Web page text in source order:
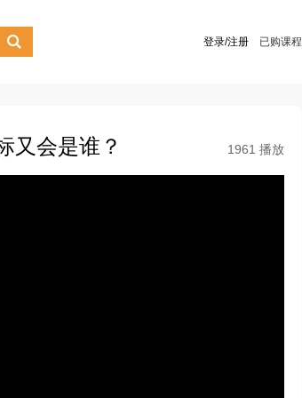
 登录/注册 已购课程
又会是谁？ 1961 播放